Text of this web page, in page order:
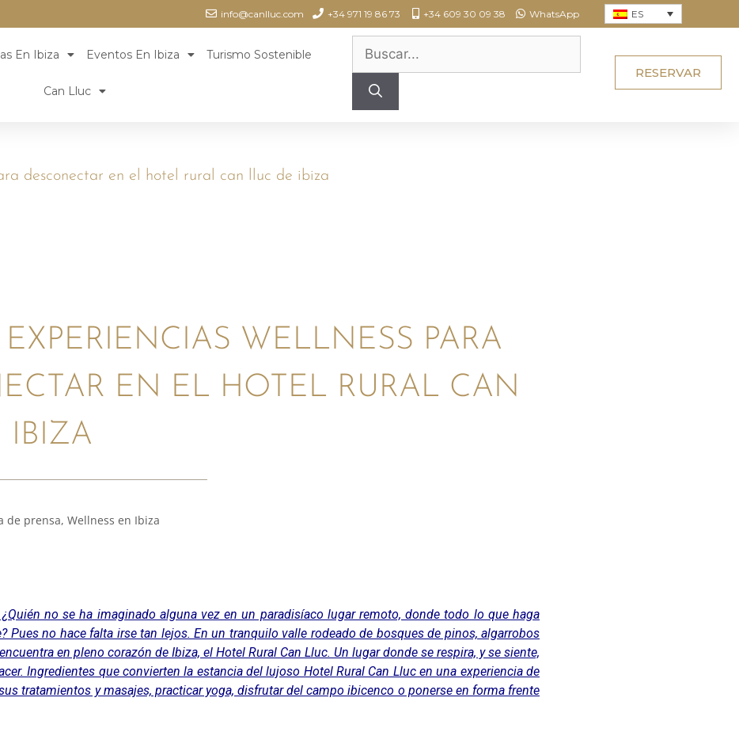
info@canlluc.com +34 971 19 86 73 +34 609 30 09 38 WhatsApp ES
En Ibiza Eventos En Ibiza Turismo Sostenible
Can Lluc
RESERVAR
desconectar en el hotel rural can lluc de ibiza
WELLNESS PARA
EN EL HOTEL RURAL CAN
IBIZA
de prensa, Wellness en Ibiza
no se ha imaginado alguna vez en un paradisíaco lugar remoto, donde todo lo que haga
Pues no hace falta irse tan lejos. En un tranquilo valle rodeado de bosques de pinos, algarrobos
en pleno corazón de Ibiza, el Hotel Rural Can Lluc. Un lugar donde se respira, y se siente,
Ingredientes que convierten la estancia del lujoso Hotel Rural Can Lluc en una experiencia de
tratamientos y masajes, practicar yoga, disfrutar del campo ibicenco o ponerse en forma frente